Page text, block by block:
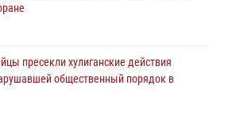
по Мурманской области прошло пожарно-
по Мурманской области состоялось
Дню памяти святого
пресекли хулиганские действия
общественный порядок в